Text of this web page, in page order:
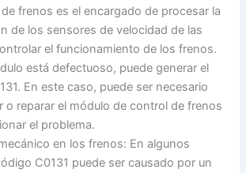
frenos es el encargado de procesar la
de los sensores de velocidad de las
el funcionamiento de los frenos.
está defectuoso, puede generar el
En este caso, puede ser necesario
o reparar el módulo de control de frenos
el problema.
en los frenos: En algunos
C0131 puede ser causado por un